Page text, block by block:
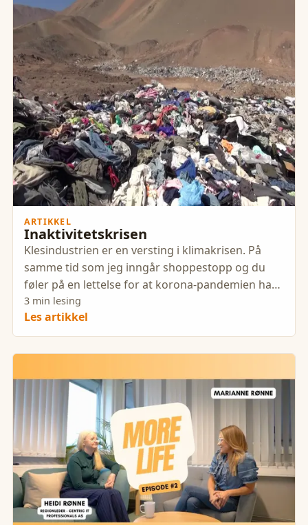
ARTIKKEL
Inaktivitetskrisen
Klesindustrien er en versting i klimakrisen. På
samme tid som jeg inngår shoppestopp og du
føler på en lettelse for at korona-pandemien har
gitt deg mye mindre
3 min lesing
Les artikkel